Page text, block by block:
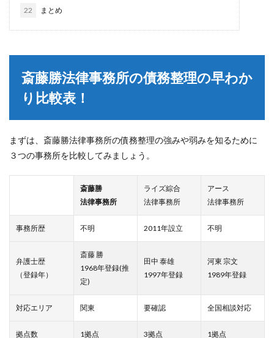
22 まとめ
斎藤勝法律事務所の債務整理の早わか
り比較表！
まずは、斎藤勝法律事務所の債務整理の強みや弱みを知るために
３つの事務所を比較してみましょう。
斎藤勝
法律事務所
ライズ綜合
法律事務所
アース
法律事務所
事務所歴 不明 2011年設立 不明
弁護士歴
（登録年）
斎藤 勝
1968年登録(推
定)
田中 泰雄
1997年登録
河東 宗文
1989年登録
対応エリア 関東 要確認 全国相談対応
拠点数 1拠点 3拠点 1拠点